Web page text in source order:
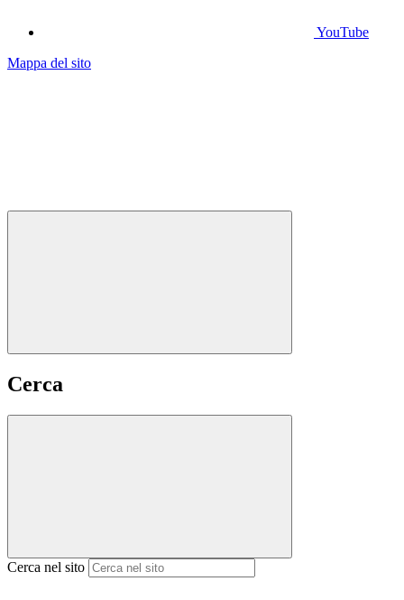
YouTube
Mappa del sito
Cerca
Cerca nel sito